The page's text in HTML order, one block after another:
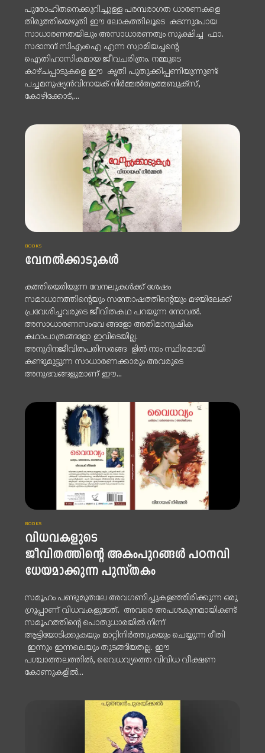
പുരോഹിതനെക്കുറിച്ചുള്ള പരമ്പരാഗത ധാരണകളെ
തിരുത്തിയെഴുതി ഈ ലോകത്തിലൂടെ കടന്നുപോയ
സാധാരണതയിലും അസാധാരണത്വം സൂക്ഷിച്ച ഫാ.
സദാനന്ദ് സിഎംഐ എന്ന സ്വാമിയച്ചന്റെ
ഐതിഹാസികമായ ജീവചരിത്രം. നമ്മുടെ
കാഴ്ചപ്പാടുകളെ ഈ കൃതി പുതുക്കിപ്പണിയുന്നുണ്ട്
പച്ചമനുഷ്യൻവിനായക് നിർമ്മൽആത്മബുക്സ്,
കോഴിക്കോട്,...
BOOKS
വേനൽക്കാടുകൾ
കത്തിയെരിയുന്ന വേനലുകൾക്ക് ശേഷം
സമാധാനത്തിന്റെയും സന്തോഷത്തിന്റെയും മഴയിലേക്ക്
പ്രവേശിച്ചവരുടെ ജീവിതകഥ പറയുന്ന നോവൽ.
അസാധാരണസംഭവ ങ്ങളോ അതിമാനുഷിക
കഥാപാത്രങ്ങളോ ഇവിടെയില്ല.
അനുദിനജീവിതപരിസരങ്ങ ളിൽ നാം സ്ഥിരമായി
കണ്ടുമുട്ടുന്ന സാധാരണക്കാരും അവരുടെ
അനുഭവങ്ങളുമാണ് ഈ...
BOOKS
വിധവകളുടെ
ജീവിതത്തിന്റെ അകംപുറങ്ങൾ പഠനവി
ധേയമാക്കുന്ന പുസ്തകം
സമൂഹം പണ്ടുമുതലേ അവഗണിച്ചുകളഞ്ഞിരിക്കുന്ന ഒരു
ഗ്രൂപ്പാണ് വിധവകളുടേത്. അവരെ അപശകുനമായികണ്ട്
സമൂഹത്തിന്റെ പൊതുധാരയിൽ നിന്ന്
ആട്ടിയോടിക്കുകയും മാറ്റിനിർത്തുകയും ചെയ്യുന്ന രീതി
ഇന്നും ഇന്നലെയും തുടങ്ങിയതല്ല. ഈ
പശ്ചാത്തലത്തിൽ, വൈധവ്യത്തെ വിവിധ വീക്ഷണ
കോണുകളിൽ...